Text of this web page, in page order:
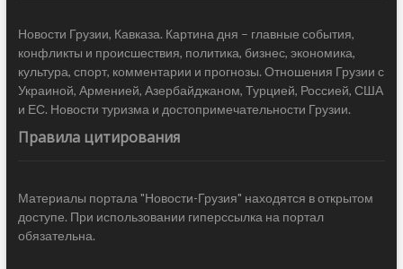
Новости Грузии, Кавказа. Картина дня – главные события,
конфликты и происшествия, политика, бизнес, экономика,
культура, спорт, комментарии и прогнозы. Отношения Грузии с
Украиной, Арменией, Азербайджаном, Турцией, Россией, США
и ЕС. Новости туризма и достопримечательности Грузии.
Правила цитирования
Материалы портала "Новости-Грузия" находятся в открытом
доступе. При использовании гиперссылка на портал
обязательна.